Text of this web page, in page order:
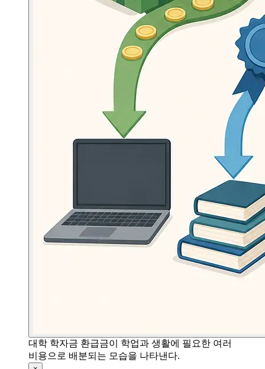
대학 학자금 환급금이 학업과 생활에 필요한 여러
비용으로 배분되는 모습을 나타낸다.